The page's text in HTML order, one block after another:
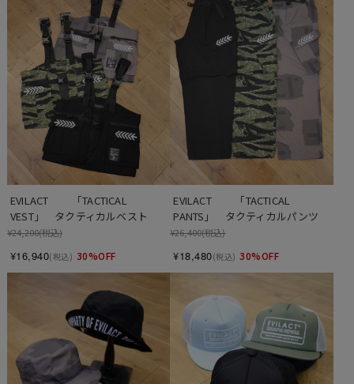
EVILACT 　　「TACTICAL
VEST」　タクティカルベスト
¥24,200(税込)
¥16,940(税込) 30%OFF
EVILACT 　　「TACTICAL
PANTS」　タクティカルパンツ
¥26,400(税込)
¥18,480(税込) 30%OFF